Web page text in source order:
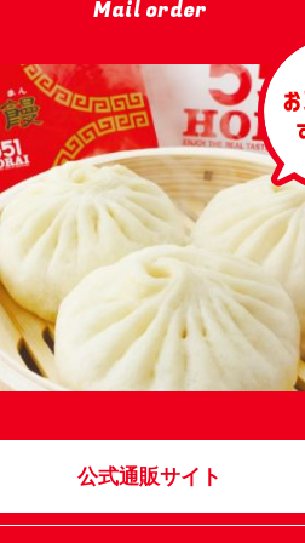
Mail order
公式通販サイト